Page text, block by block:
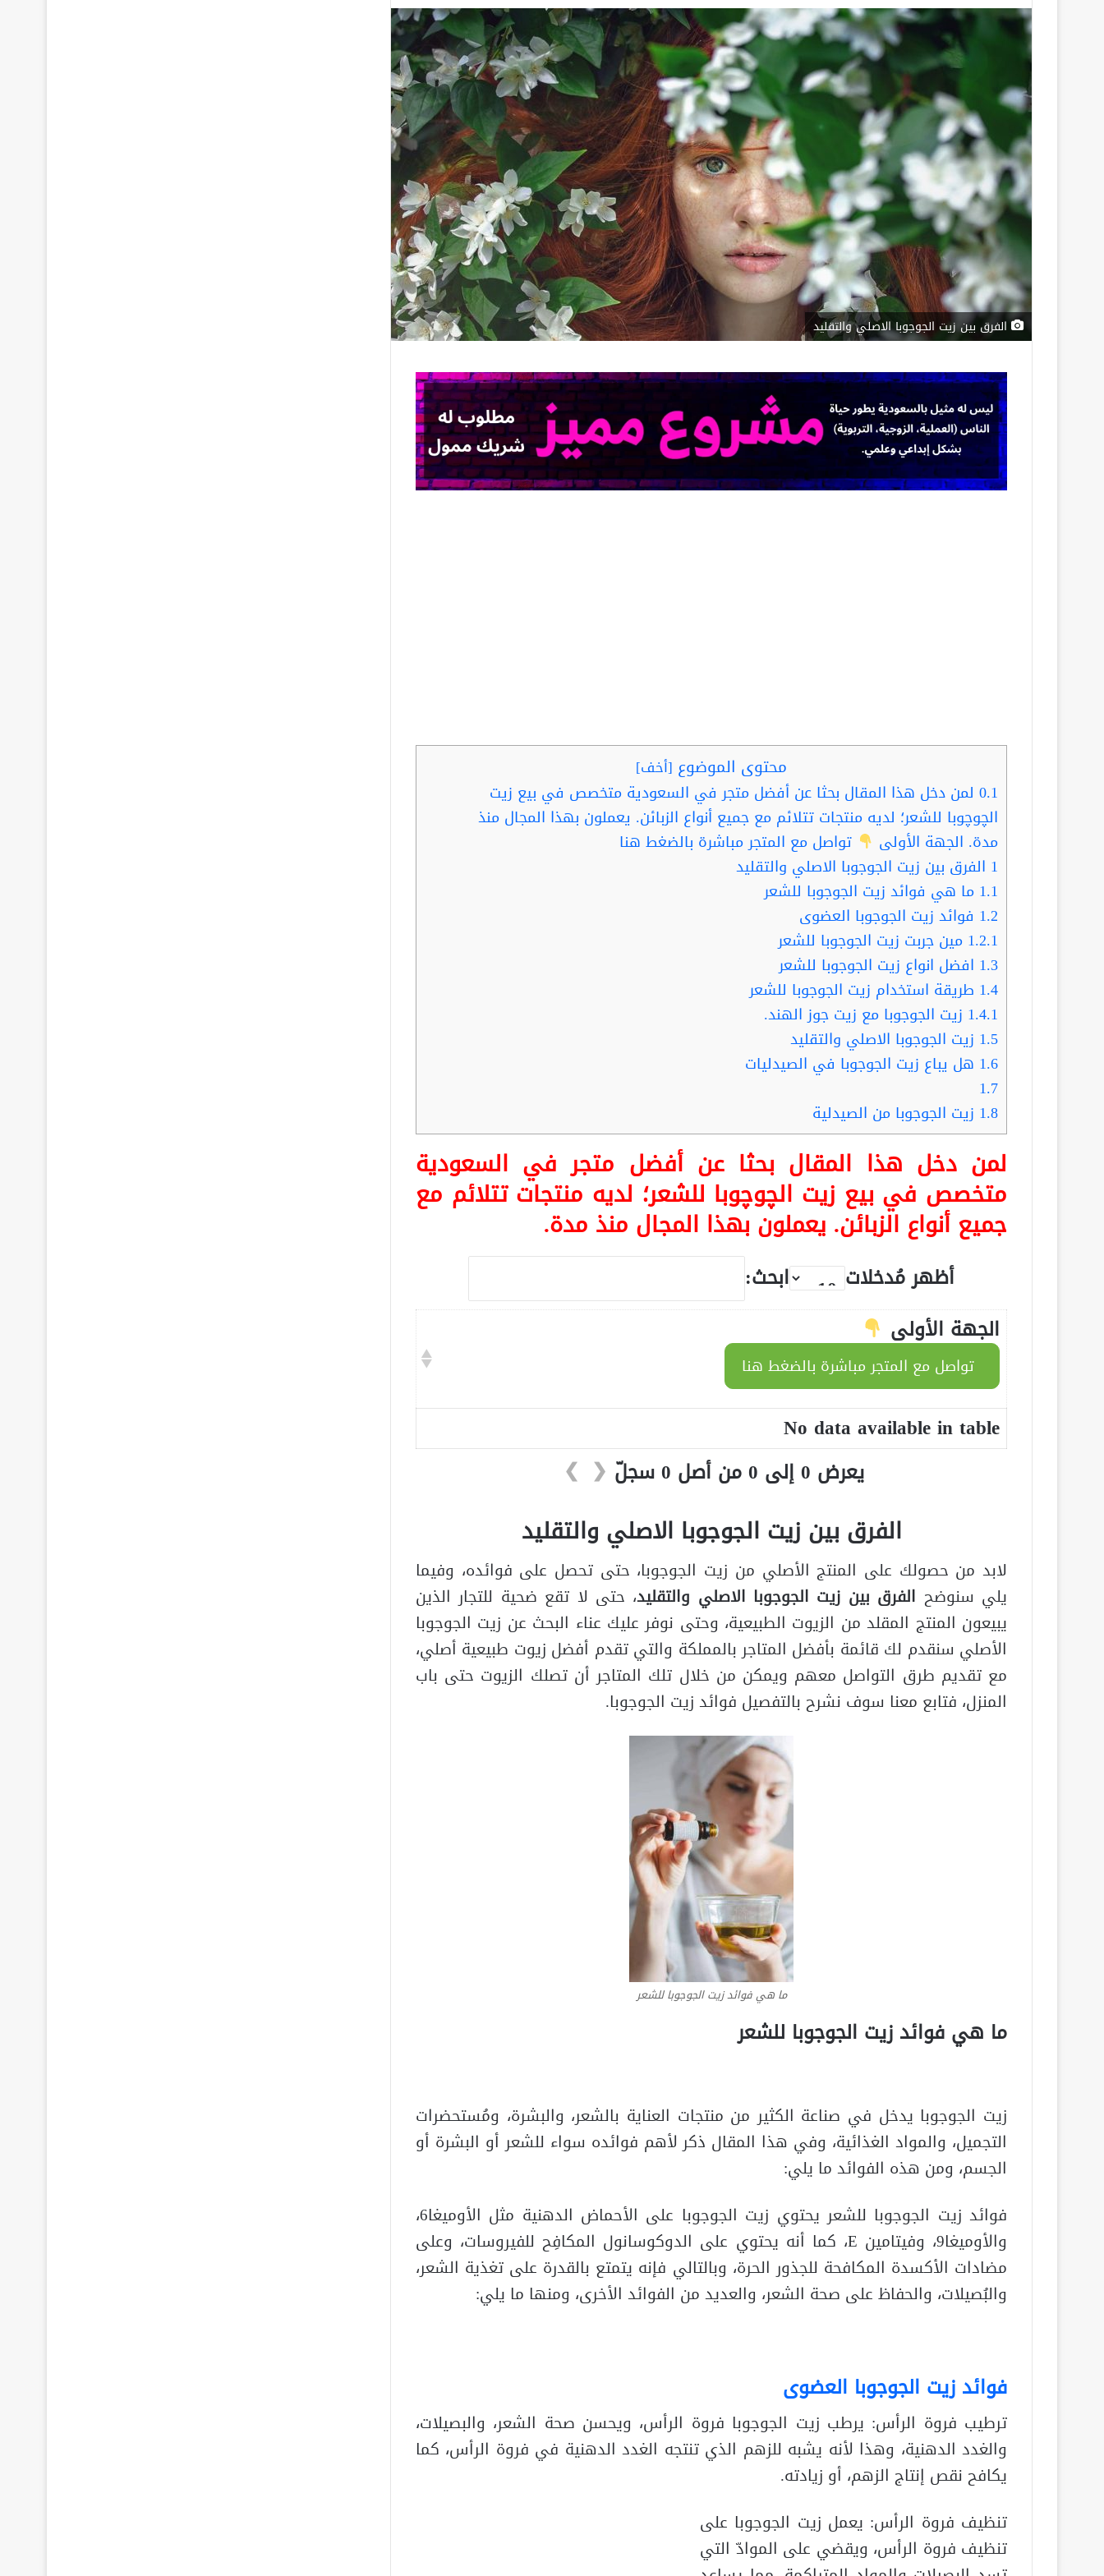
الفرق بين زيت الجوجوبا الاصلي والتقليد
محتوى الموضوع [أخف]
0.1 لمن دخل هذا المقال بحثا عن أفضل متجر في السعودية متخصص في بيع زيت
الچوچوبا للشعر؛ لديه منتجات تتلائم مع جميع أنواع الزبائن. يعملون بهذا المجال منذ
مدة. الجهة الأولى
تواصل مع المتجر مباشرة بالضغط هنا
1 الفرق بين زيت الجوجوبا الاصلي والتقليد
1.1 ما هي فوائد زيت الجوجوبا للشعر
1.2 فوائد زيت الجوجوبا العضوى
1.2.1 مين جربت زيت الجوجوبا للشعر
1.3 افضل انواع زيت الجوجوبا للشعر
1.4 طريقة استخدام زيت الجوجوبا للشعر
1.4.1 زيت الجوجوبا مع زيت جوز الهند.
1.5 زيت الجوجوبا الاصلي والتقليد
1.6 هل يباع زيت الجوجوبا في الصيدليات
1.7
1.8 زيت الجوجوبا من الصيدلية
لمن دخل هذا المقال بحثا عن أفضل متجر في السعودية
متخصص في بيع زيت الچوچوبا للشعر؛ لديه منتجات تتلائم مع
جميع أنواع الزبائن. يعملون بهذا المجال منذ مدة.
أظهر مُدخلات
ابحث:
الجهة الأولى
تواصل مع المتجر مباشرة بالضغط هنا
No data available in table
يعرض 0 إلى 0 من أصل 0 سجلّ
❮
❯
الفرق بين زيت الجوجوبا الاصلي والتقليد
لابد من حصولك على المنتج الأصلي من زيت الجوجوبا، حتى تحصل على فوائده، وفيما
يلي سنوضح الفرق بين زيت الجوجوبا الاصلي والتقليد، حتى لا تقع ضحية للتجار الذين
يبيعون المنتج المقلد من الزيوت الطبيعية، وحتى نوفر عليك عناء البحث عن زيت الجوجوبا
الأصلي سنقدم لك قائمة بأفضل المتاجر بالمملكة والتي تقدم أفضل زيوت طبيعية أصلي،
مع تقديم طرق التواصل معهم ويمكن من خلال تلك المتاجر أن تصلك الزيوت حتى باب
المنزل، فتابع معنا سوف نشرح بالتفصيل فوائد زيت الجوجوبا.
ما هي فوائد زيت الجوجوبا للشعر
ما هي فوائد زيت الجوجوبا للشعر
زيت الجوجوبا يدخل في صناعة الكثير من منتجات العناية بالشعر، والبشرة، ومُستحضرات
التجميل، والمواد الغذائية، وفي هذا المقال ذكر لأهم فوائده سواء للشعر أو البشرة أو
الجسم، ومن هذه الفوائد ما يلي:
فوائد زيت الجوجوبا للشعر يحتوي زيت الجوجوبا على الأحماض الدهنية مثل الأوميغا6،
والأوميغا9، وفيتامين E، كما أنه يحتوي على الدوكوسانول المكافِح للفيروسات، وعلى
مضادات الأكسدة المكافحة للجذور الحرة، وبالتالي فإنه يتمتع بالقدرة على تغذية الشعر،
والبُصيلات، والحفاظ على صحة الشعر، والعديد من الفوائد الأخرى، ومنها ما يلي:
فوائد زيت الجوجوبا العضوى
ترطيب فروة الرأس: يرطب زيت الجوجوبا فروة الرأس، ويحسن صحة الشعر، والبصيلات،
والغدد الدهنية، وهذا لأنه يشبه للزهم الذي تنتجه الغدد الدهنية في فروة الرأس، كما
يكافح نقص إنتاج الزهم، أو زيادته.
تنظيف فروة الرأس: يعمل زيت الجوجوبا على
تنظيف فروة الرأس، ويقضي على الموادّ التي